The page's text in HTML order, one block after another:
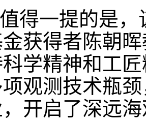
得一提的是
获得者陈朝
学精神和工
观测技术瓶
，开启了深远